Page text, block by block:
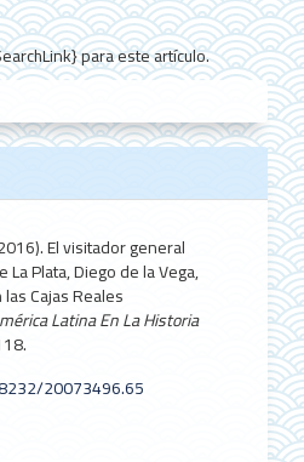
para este artículo.
un
artículo
El visitador general
Plata, Diego de la Vega,
Cajas Reales
Latina En La Historia
20073496.65
redes